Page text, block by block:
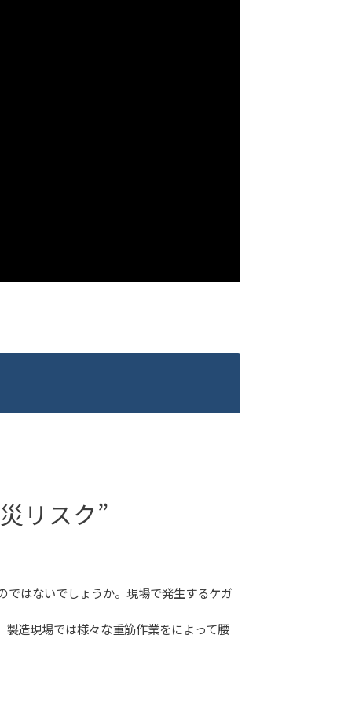
リスク”
はないでしょうか。現場で発生するケガ
造現場では様々な重筋作業をによって腰